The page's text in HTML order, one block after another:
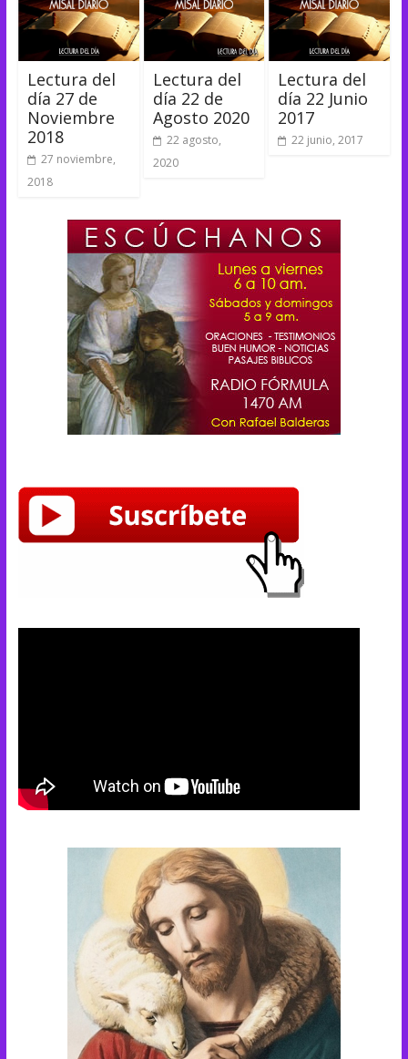
Lectura del
día 27 de
Noviembre
2018
27 noviembre,
2018
Lectura del
día 22 de
Agosto 2020
22 agosto,
2020
Lectura del
día 22 Junio
2017
22 junio, 2017